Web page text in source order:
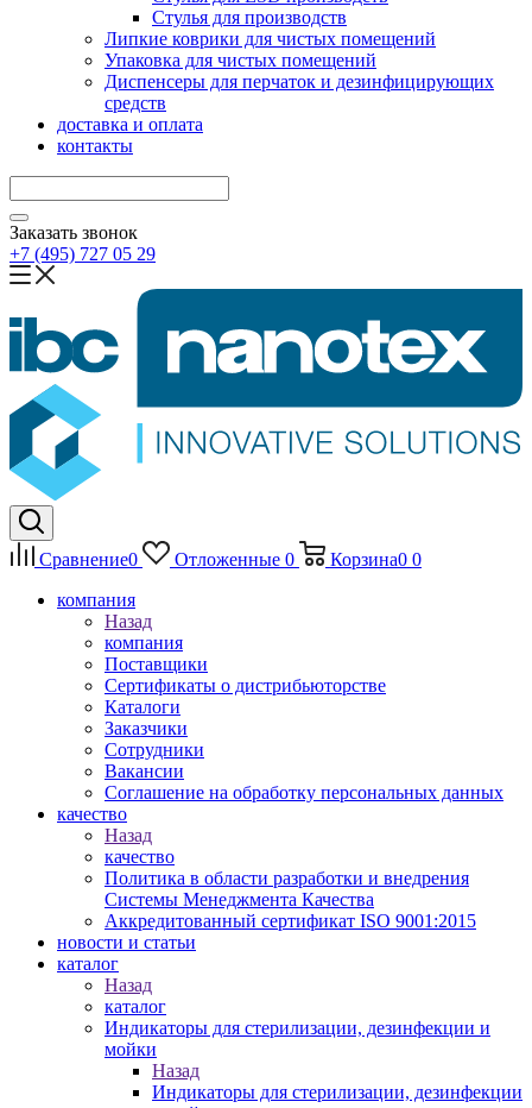
Стулья для производств
Липкие коврики для чистых помещений
Упаковка для чистых помещений
Диспенсеры для перчаток и дезинфицирующих
средств
доставка и оплата
контакты
Заказать звонок
+7 (495) 727 05 29
Сравнение0 Отложенные 0 Корзина0 0
компания
Назад
компания
Поставщики
Сертификаты о дистрибьюторстве
Каталоги
Заказчики
Сотрудники
Вакансии
Соглашение на обработку персональных данных
качество
Назад
качество
Политика в области разработки и внедрения
Системы Менеджмента Качества
Аккредитованный сертификат ISO 9001:2015
новости и статьи
каталог
Назад
каталог
Индикаторы для стерилизации, дезинфекции и
мойки
Назад
Индикаторы для стерилизации, дезинфекции